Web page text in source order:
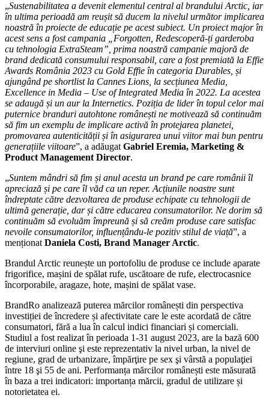
„Sustenabilitatea a devenit elementul central al brandului Arctic, iar
în ultima perioadă am reușit să ducem la nivelul următor implicarea
noastră în proiecte de educație pe acest subiect. Un proiect major în
acest sens a fost campania „Forgotten, Redescoperă-ți garderoba
cu tehnologia ExtraSteam”, prima noastră campanie majoră de
brand dedicată consumului responsabil, care a fost premiată la Effie
Awards România 2023 cu Gold Effie în categoria Durables, și
ajungând pe shortlist la Cannes Lions, la secțiunea Media,
Excellence in Media – Use of Integrated Media în 2022. La acestea
se adaugă și un aur la Internetics. Poziția de lider în topul celor mai
puternice branduri autohtone românești ne motivează să continuăm
să fim un exemplu de implicare activă în protejarea planetei,
promovarea autenticității și în asigurarea unui viitor mai bun pentru
generațiile viitoare”, a adăugat Gabriel Eremia, Marketing &
Product Management Director.
„Suntem mândri să fim și anul acesta un brand pe care românii îl
apreciază și pe care îl văd ca un reper. Acțiunile noastre sunt
îndreptate către dezvoltarea de produse echipate cu tehnologii de
ultimă generație, dar și către educarea consumatorilor. Ne dorim să
continuăm să evoluăm împreună și să creăm produse care satisfac
nevoile consumatorilor, influențându-le pozitiv stilul de viață”, a
menționat Daniela Costi, Brand Manager Arctic.
Brandul Arctic reunește un portofoliu de produse ce include aparate
frigorifice, mașini de spălat rufe, uscătoare de rufe, electrocasnice
încorporabile, aragaze, hote, mașini de spălat vase.
BrandRo analizează puterea mărcilor românești din perspectiva
investiției de încredere și afectivitate care le este acordată de către
consumatori, fără a lua în calcul indici financiari și comerciali.
Studiul a fost realizat în perioada 1-31 august 2023, are la bază 600
de interviuri online şi este reprezentativ la nivel urban, la nivel de
regiune, grad de urbanizare, împărţire pe sex şi vârstă a populaţiei
între 18 şi 55 de ani. Performanța mărcilor românești este măsurată
în baza a trei indicatori: importanța mărcii, gradul de utilizare și
notorietatea ei.